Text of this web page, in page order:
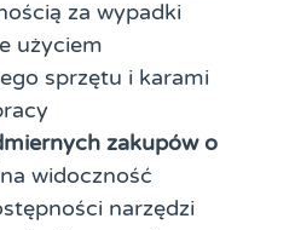
za wypadki
użyciem
sprzętu i karami
zakupów o
widoczność
narzędzi